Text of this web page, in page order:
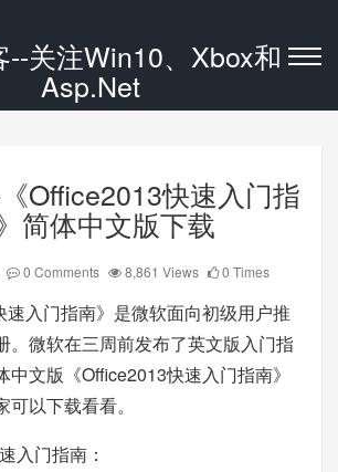
--关注Win10、Xbox和
Asp.Net
Office2013快速入门指
简体中文版下载
0 Comments 8,861 Views 0 Times
速入门指南》是微软面向初级用户推
。微软在三周前发布了英文版入门指
中文版《Office2013快速入门指南》
以下载看看。
入门指南：